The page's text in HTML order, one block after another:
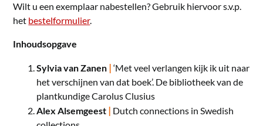
Wilt u een exemplaar nabestellen? Gebruik hiervoor s.v.p.
het bestelformulier.
Inhoudsopgave
Sylvia van Zanen | ‘Met veel verlangen kijk ik uit naar
het verschijnen van dat boek’. De bibliotheek van de
plantkundige Carolus Clusius
Alex Alsemgeest | Dutch connections in Swedish